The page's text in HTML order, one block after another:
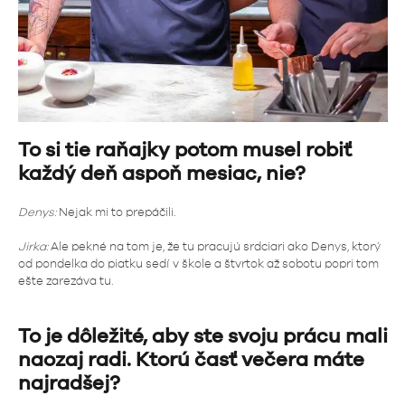
To si tie raňajky potom musel robiť
každý deň aspoň mesiac, nie?
Denys:Nejak mi to prepáčili.
Jirka:Ale pekné na tom je, že tu pracujú srdciari ako Denys, ktorý
od pondelka do piatku sedí v škole a štvrtok až sobotu popri tom
ešte zarezáva tu.
To je dôležité, aby ste svoju prácu mali
naozaj radi. Ktorú časť večera máte
najradšej?